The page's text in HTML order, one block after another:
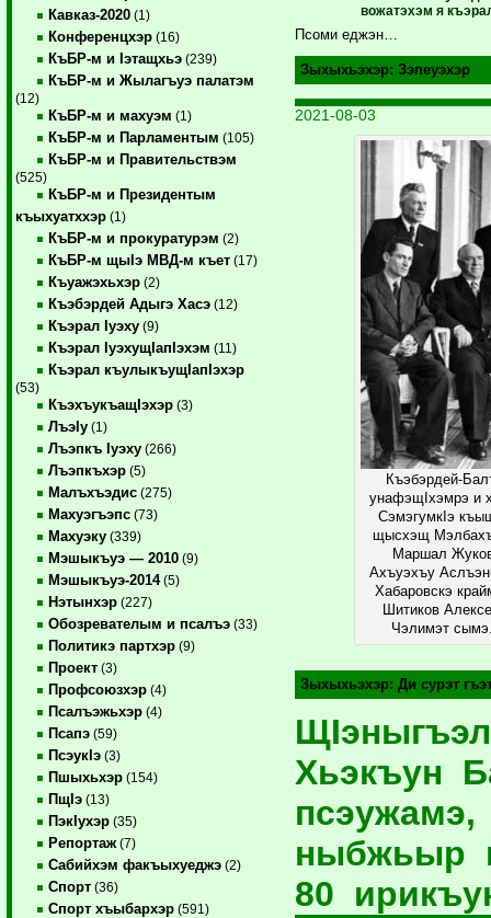
Кавказ-2020 (1)
Конференцхэр (16)
КъБР-м и Iэтащхьэ (239)
КъБР-м и Жылагъуэ палатэм
(12)
КъБР-м и махуэм (1)
КъБР-м и Парламентым (105)
КъБР-м и Правительствэм
(525)
КъБР-м и Президентым
къыхуатххэр (1)
КъБР-м и прокуратурэм (2)
КъБР-м щыIэ МВД-м къет (17)
Къуажэхьхэр (2)
Къэбэрдей Адыгэ Хасэ (12)
Къэрал Iуэху (9)
Къэрал IуэхущIапIэхэм (11)
Къэрал къулыкъущIапIэхэр
(53)
КъэхъукъащIэхэр (3)
ЛъэIу (1)
Лъэпкъ Iуэху (266)
Лъэпкъхэр (5)
Малъхъэдис (275)
Махуэгъэпс (73)
Махуэку (339)
Мэшыкъуэ — 2010 (9)
Мэшыкъуэ-2014(5)
Нэтынхэр (227)
Обозревателым и псалъэ (33)
Политикэ партхэр (9)
Проект (3)
Профсоюзхэр (4)
Псалъэжьхэр (4)
Псапэ (59)
ПсэукIэ (3)
Пшыхьхэр (154)
ПщIэ (13)
ПэкIухэр (35)
Репортаж (7)
Сабийхэм факъыхуеджэ (2)
Спорт (36)
Спорт хъыбархэр (591)
вожатэхэм я
Псоми еджэн…
Зыхыхьэхэр: Зэпеуэхэр
2021-08-03
Къэбэрдей-
унафэщIхэмрэ и
СэмэгумкIэ
щысхэщ
Маршал
Ахъуэхъу
Хабаровскэ
Шитиков
Чэлимэт
Зыхыхьэхэр: Ди сурэт
Хьэкъун
ныбжьыр
80